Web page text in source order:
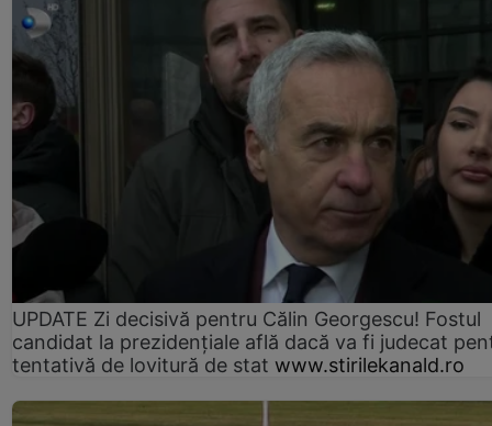
UPDATE Zi decisivă pentru Călin Georgescu! Fostul
candidat la prezidențiale află dacă va fi judecat
tentativă de lovitură de stat www.stirilekanald.ro